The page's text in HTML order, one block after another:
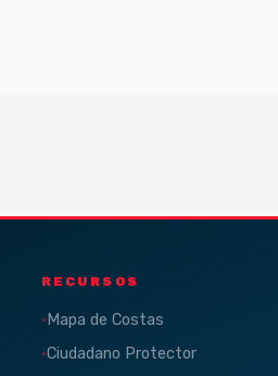
RECURSOS
Mapa de Costas
Ciudadano Protector